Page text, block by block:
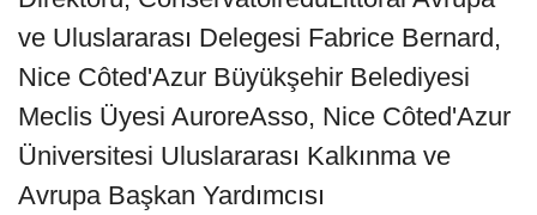
ve Uluslararası Delegesi Fabrice Bernard,
Nice Côted'Azur Büyükşehir Belediyesi
Meclis Üyesi AuroreAsso, Nice Côted'Azur
Üniversitesi Uluslararası Kalkınma ve
Avrupa Başkan Yardımcısı